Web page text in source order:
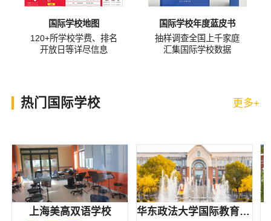
国际学校地图
120+所学校学费、排名
开放日等详尽信息
国际学校年度蓝皮书
抽样调查全国上千家庭
汇集国际学校数据
更多+
热门国际学校
上海美高双语学校 华东政法大学国际教育学院